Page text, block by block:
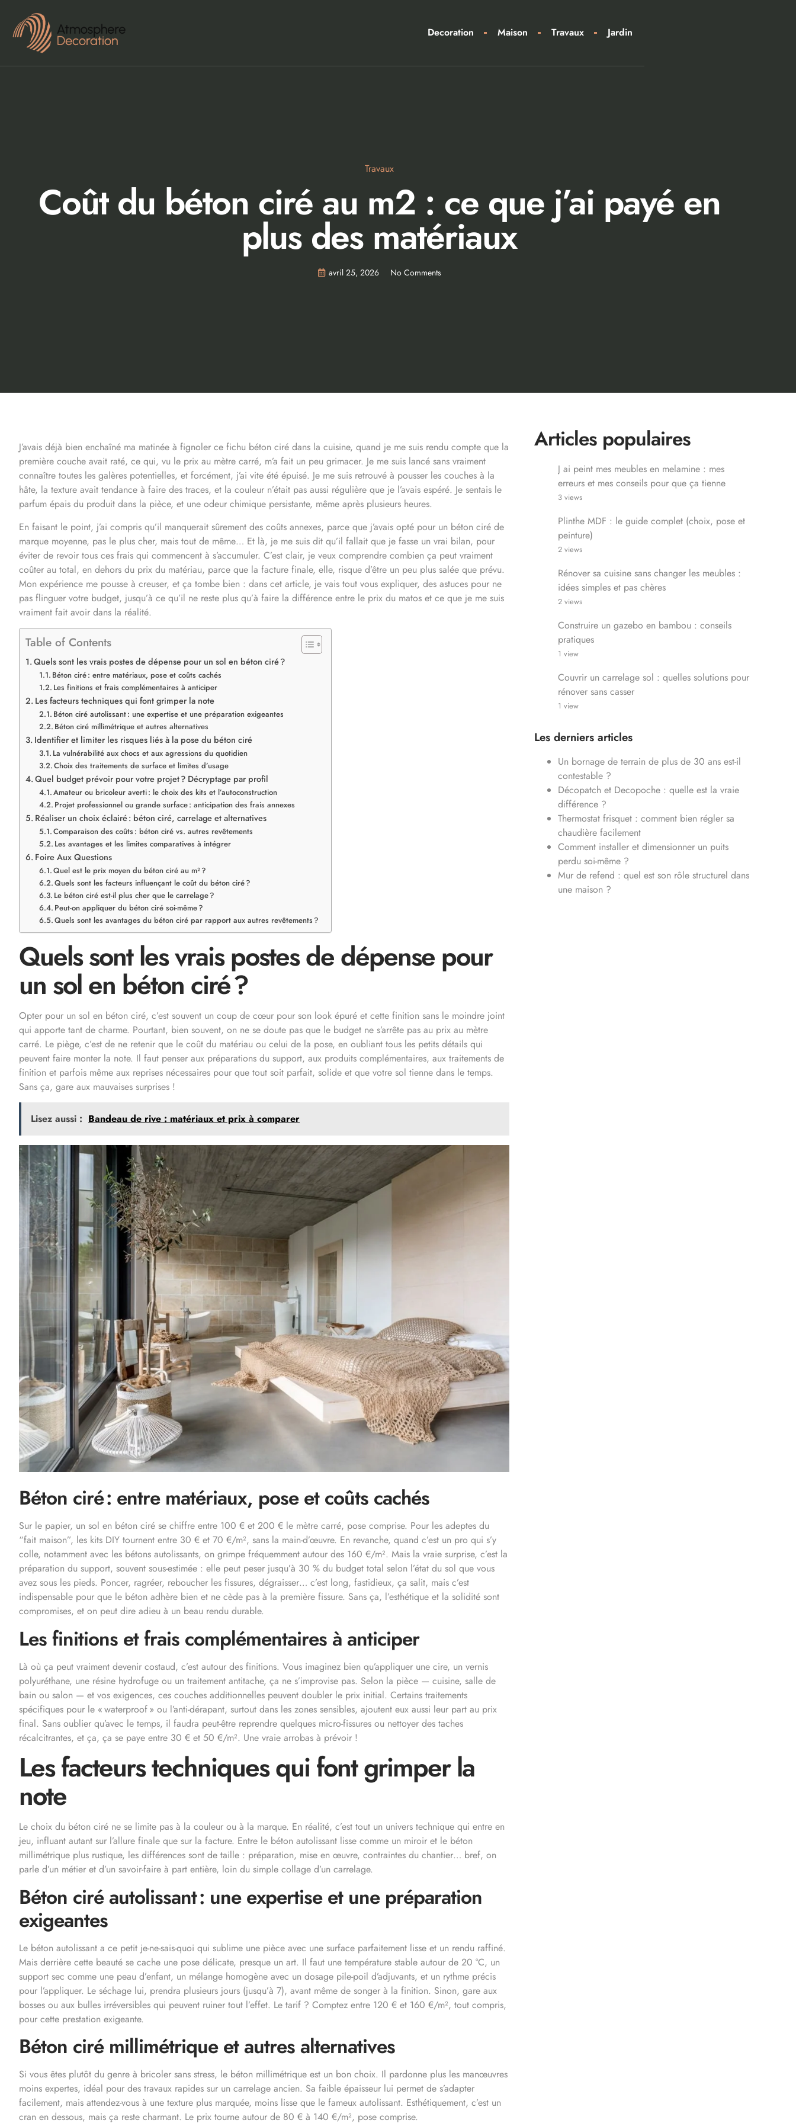
Decoration Maison Travaux Jardin
Travaux
Coût du béton ciré au m2 : ce que j’ai payé en
plus des matériaux
avril 25, 2026 No Comments
J’avais déjà bien enchaîné ma matinée à fignoler ce fichu béton ciré dans la cuisine, quand je me suis rendu compte que la
première couche avait raté, ce qui, vu le prix au mètre carré, m’a fait un peu grimacer. Je me suis lancé sans vraiment
connaître toutes les galères potentielles, et forcément, j’ai vite été épuisé. Je me suis retrouvé à pousser les couches à la
hâte, la texture avait tendance à faire des traces, et la couleur n’était pas aussi régulière que je l’avais espéré. Je sentais le
parfum épais du produit dans la pièce, et une odeur chimique persistante, même après plusieurs heures.
En faisant le point, j’ai compris qu’il manquerait sûrement des coûts annexes, parce que j’avais opté pour un béton ciré de
marque moyenne, pas le plus cher, mais tout de même… Et là, je me suis dit qu’il fallait que je fasse un vrai bilan, pour
éviter de revoir tous ces frais qui commencent à s’accumuler. C’est clair, je veux comprendre combien ça peut vraiment
coûter au total, en dehors du prix du matériau, parce que la facture finale, elle, risque d’être un peu plus salée que prévu.
Mon expérience me pousse à creuser, et ça tombe bien : dans cet article, je vais tout vous expliquer, des astuces pour ne
pas flinguer votre budget, jusqu’à ce qu’il ne reste plus qu’à faire la différence entre le prix du matos et ce que je me suis
vraiment fait avoir dans la réalité.
Table of Contents
Quels sont les vrais postes de dépense pour un sol en béton ciré ?
Béton ciré : entre matériaux, pose et coûts cachés
Les finitions et frais complémentaires à anticiper
Les facteurs techniques qui font grimper la note
Béton ciré autolissant : une expertise et une préparation exigeantes
Béton ciré millimétrique et autres alternatives
Identifier et limiter les risques liés à la pose du béton ciré
La vulnérabilité aux chocs et aux agressions du quotidien
Choix des traitements de surface et limites d’usage
Quel budget prévoir pour votre projet ? Décryptage par profil
Amateur ou bricoleur averti : le choix des kits et l’autoconstruction
Projet professionnel ou grande surface : anticipation des frais annexes
Réaliser un choix éclairé : béton ciré, carrelage et alternatives
Comparaison des coûts : béton ciré vs. autres revêtements
Les avantages et les limites comparatives à intégrer
Foire Aux Questions
Quel est le prix moyen du béton ciré au m² ?
Quels sont les facteurs influençant le coût du béton ciré ?
Le béton ciré est-il plus cher que le carrelage ?
Peut-on appliquer du béton ciré soi-même ?
Quels sont les avantages du béton ciré par rapport aux autres revêtements ?
Quels sont les vrais postes de dépense pour
un sol en béton ciré ?
Opter pour un sol en béton ciré, c’est souvent un coup de cœur pour son look épuré et cette finition sans le moindre joint
qui apporte tant de charme. Pourtant, bien souvent, on ne se doute pas que le budget ne s’arrête pas au prix au mètre
carré. Le piège, c’est de ne retenir que le coût du matériau ou celui de la pose, en oubliant tous les petits détails qui
peuvent faire monter la note. Il faut penser aux préparations du support, aux produits complémentaires, aux traitements de
finition et parfois même aux reprises nécessaires pour que tout soit parfait, solide et que votre sol tienne dans le temps.
Sans ça, gare aux mauvaises surprises !
Lisez aussi : Bandeau de rive : matériaux et prix à comparer
Béton ciré : entre matériaux, pose et coûts cachés
Sur le papier, un sol en béton ciré se chiffre entre 100 € et 200 € le mètre carré, pose comprise. Pour les adeptes du
“fait maison”, les kits DIY tournent entre 30 € et 70 €/m², sans la main-d’œuvre. En revanche, quand c’est un pro qui s’y
colle, notamment avec les bétons autolissants, on grimpe fréquemment autour des 160 €/m². Mais la vraie surprise, c’est la
préparation du support, souvent sous-estimée : elle peut peser jusqu’à 30 % du budget total selon l’état du sol que vous
avez sous les pieds. Poncer, ragréer, reboucher les fissures, dégraisser… c’est long, fastidieux, ça salit, mais c’est
indispensable pour que le béton adhère bien et ne cède pas à la première fissure. Sans ça, l’esthétique et la solidité sont
compromises, et on peut dire adieu à un beau rendu durable.
Les finitions et frais complémentaires à anticiper
Là où ça peut vraiment devenir costaud, c’est autour des finitions. Vous imaginez bien qu’appliquer une cire, un vernis
polyuréthane, une résine hydrofuge ou un traitement antitache, ça ne s’improvise pas. Selon la pièce — cuisine, salle de
bain ou salon — et vos exigences, ces couches additionnelles peuvent doubler le prix initial. Certains traitements
spécifiques pour le « waterproof » ou l’anti-dérapant, surtout dans les zones sensibles, ajoutent eux aussi leur part au prix
final. Sans oublier qu’avec le temps, il faudra peut-être reprendre quelques micro-fissures ou nettoyer des taches
récalcitrantes, et ça, ça se paye entre 30 € et 50 €/m². Une vraie arrobas à prévoir !
Les facteurs techniques qui font grimper la
note
Le choix du béton ciré ne se limite pas à la couleur ou à la marque. En réalité, c’est tout un univers technique qui entre en
jeu, influant autant sur l’allure finale que sur la facture. Entre le béton autolissant lisse comme un miroir et le béton
millimétrique plus rustique, les différences sont de taille : préparation, mise en œuvre, contraintes du chantier… bref, on
parle d’un métier et d’un savoir-faire à part entière, loin du simple collage d’un carrelage.
Béton ciré autolissant : une expertise et une préparation
exigeantes
Le béton autolissant a ce petit je-ne-sais-quoi qui sublime une pièce avec une surface parfaitement lisse et un rendu raffiné.
Mais derrière cette beauté se cache une pose délicate, presque un art. Il faut une température stable autour de 20 °C, un
support sec comme une peau d’enfant, un mélange homogène avec un dosage pile-poil d’adjuvants, et un rythme précis
pour l’appliquer. Le séchage lui, prendra plusieurs jours (jusqu’à 7), avant même de songer à la finition. Sinon, gare aux
bosses ou aux bulles irréversibles qui peuvent ruiner tout l’effet. Le tarif ? Comptez entre 120 € et 160 €/m², tout compris,
pour cette prestation exigeante.
Béton ciré millimétrique et autres alternatives
Si vous êtes plutôt du genre à bricoler sans stress, le béton millimétrique est un bon choix. Il pardonne plus les manœuvres
moins expertes, idéal pour des travaux rapides sur un carrelage ancien. Sa faible épaisseur lui permet de s’adapter
facilement, mais attendez-vous à une texture plus marquée, moins lisse que le fameux autolissant. Esthétiquement, c’est un
cran en dessous, mais ça reste charmant. Le prix tourne autour de 80 € à 140 €/m², pose comprise.
Articles populaires
J ai peint mes meubles en melamine : mes
erreurs et mes conseils pour que ça tienne
3 views
Plinthe MDF : le guide complet (choix, pose et
peinture)
2 views
Rénover sa cuisine sans changer les meubles :
idées simples et pas chères
2 views
Construire un gazebo en bambou : conseils
pratiques
1 view
Couvrir un carrelage sol : quelles solutions pour
rénover sans casser
1 view
Les derniers articles
Un bornage de terrain de plus de 30 ans est-il
contestable ?
Décopatch et Decopoche : quelle est la vraie
différence ?
Thermostat frisquet : comment bien régler sa
chaudière facilement
Comment installer et dimensionner un puits
perdu soi-même ?
Mur de refend : quel est son rôle structurel dans
une maison ?